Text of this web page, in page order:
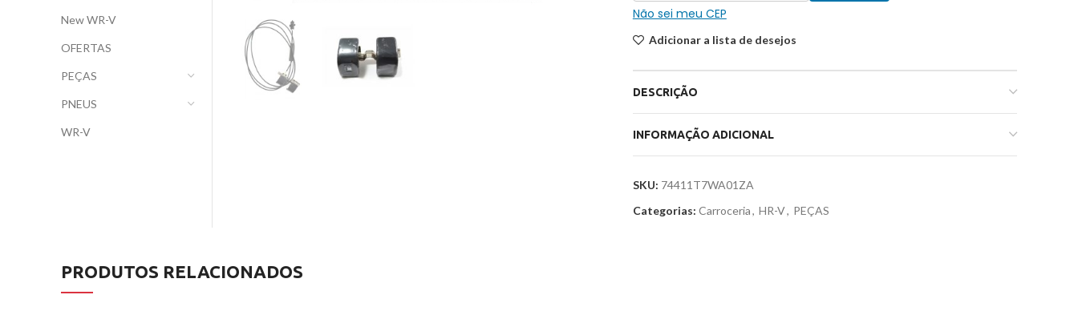
Não sei meu CEP
Adicionar a lista de desejos
DESCRIÇÃO
INFORMAÇÃO ADICIONAL
SKU: 74411T7WA01ZA
Categorias: Carroceria, HR-V, PEÇAS
New WR-V
OFERTAS
PEÇAS
PNEUS
WR-V
PRODUTOS RELACIONADOS